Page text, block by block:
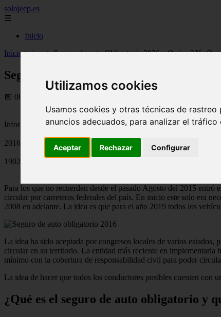
Utilizamos cookies
Usamos cookies y otras técnicas de
anuncios adecuados, para analizar el
Aceptar Rechazar Configurar
solojeep.es
☰
Inicio
Inicio > jeep >Seguro de auto Obligatorio 2026, ¿Qué es? Y
Seguro de auto Obligatorio 2026, ¿Qué
📅 08/07/2025
Información General Seguros
2016-02-25
1902
Para los que no recuerden desde el pasado Agosto del 2015
circular por carreteras federales del país. En inicio este solo era
2008 en adelante. La idea es que para el año 2019 todos los
La idea ha sido aceptada por congresos locales de varios
circular en su territorio. La entidad más reciente en implementarla
mínimo con la cobertura de responsabilidad civil para poder
La idea de hacer que todos los conductores posibles cuenten con
¿Qué es el seguro de auto obligatorio y